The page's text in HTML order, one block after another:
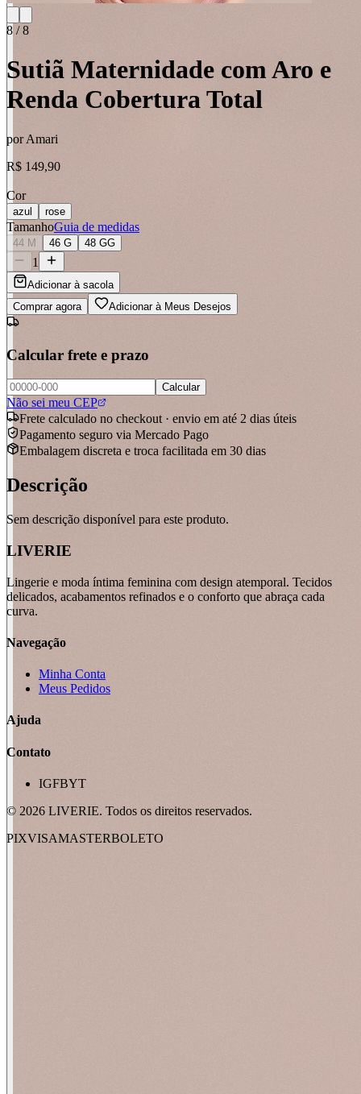
8 /8
Sutiã Maternidade com Aro e
Renda Cobertura Total
porAmari
R$ 149,90
Cor
azul rose
TamanhoGuia de medidas
44 M 46 G 48 GG
1
Adicionar à sacola
Comprar agora
Adicionar à Meus Desejos
Calcular frete e prazo
Calcular
Não sei meu CEP
Frete calculado no checkout · envio em até 2 dias úteis
Pagamento seguro via Mercado Pago
Embalagem discreta e troca facilitada em 30 dias
Descrição
Sem descrição disponível para este produto.
LIVERIE
Lingerie e moda íntima feminina com design atemporal. Tecidos
delicados, acabamentos refinados e o conforto que abraça cada
curva.
Navegação
Minha Conta
Meus Pedidos
Ajuda
Contato
IGFBYT
© 2026 LIVERIE. Todos os direitos reservados.
PIXVISAMASTERBOLETO